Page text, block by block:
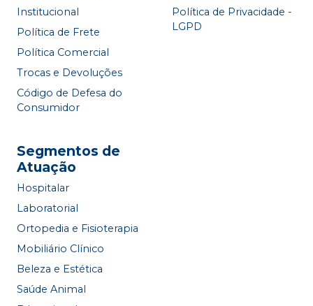
Institucional
Política de Frete
Política Comercial
Trocas e Devoluções
Código de Defesa do
Consumidor
Política de Privacidade -
LGPD
Segmentos de
Atuação
Hospitalar
Laboratorial
Ortopedia e Fisioterapia
Mobiliário Clínico
Beleza e Estética
Saúde Animal